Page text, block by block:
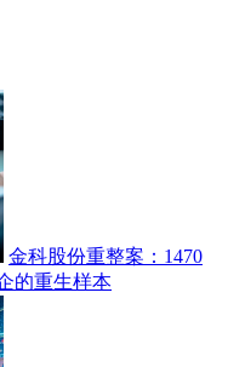
金科股份重整案：1470
的重生样本